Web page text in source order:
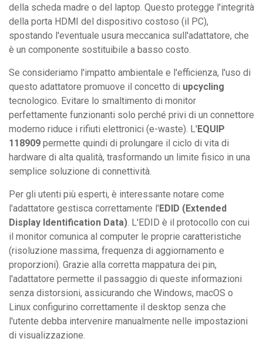
della scheda madre o del laptop. Questo protegge l'integrità
della porta HDMI del dispositivo costoso (il PC),
spostando l'eventuale usura meccanica sull'adattatore, che
è un componente sostituibile a basso costo.
Se consideriamo l'impatto ambientale e l'efficienza, l'uso di
questo adattatore promuove il concetto di upcycling
tecnologico. Evitare lo smaltimento di monitor
perfettamente funzionanti solo perché privi di un connettore
moderno riduce i rifiuti elettronici (e-waste). L'EQUIP
118909 permette quindi di prolungare il ciclo di vita di
hardware di alta qualità, trasformando un limite fisico in una
semplice soluzione di connettività.
Per gli utenti più esperti, è interessante notare come
l'adattatore gestisca correttamente l'EDID (Extended
Display Identification Data) . L'EDID è il protocollo con cui
il monitor comunica al computer le proprie caratteristiche
(risoluzione massima, frequenza di aggiornamento e
proporzioni). Grazie alla corretta mappatura dei pin,
l'adattatore permette il passaggio di queste informazioni
senza distorsioni, assicurando che Windows, macOS o
Linux configurino correttamente il desktop senza che
l'utente debba intervenire manualmente nelle impostazioni
di visualizzazione.